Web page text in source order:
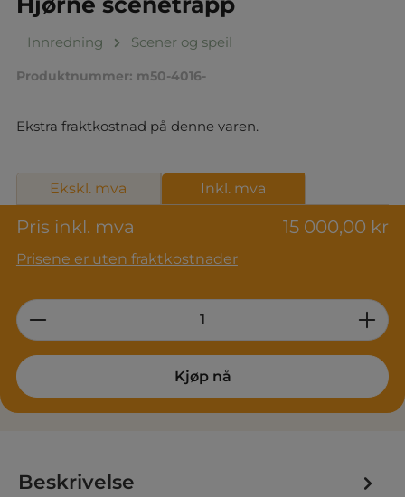
Innredning Scener og speil
Produktnummer: m50-4016-
Ekstra fraktkostnad på denne varen.
Pris inkl. mva 15 000,00 kr
Prisene er uten fraktkostnader
Ekskl. mva Inkl. mva
Product Quantity: Enter the desired
Kjøp nå
Beskrivelse